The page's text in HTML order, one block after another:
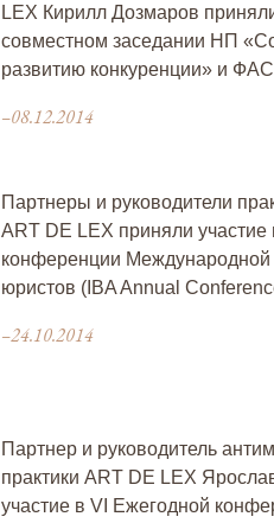
LEX Кирилл Дозмаров
совместном заседании НП
развитию конкуренции» и
–08.12.2014
Партнеры и руководители
ART DE LEX приняли участие
конференции Международной
юристов (IBA Annual
–24.10.2014
Партнер и руководитель
практики ART DE LEX
участие в VI Ежегодной